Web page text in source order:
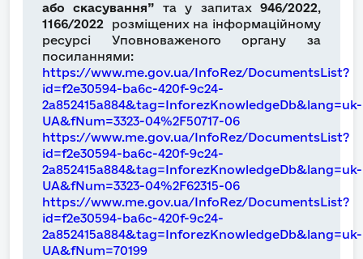
або скасування”
та у запитах946/2022,
1166/2022 розміщених на інформаційному
ресурсі Уповноваженого органу за
посиланнями:
https://www.me.gov.ua/InfoRez/DocumentsList?
id=f2e30594-ba6c-420f-9c24-
2a852415a884&tag=InforezKnowledgeDb&lang=uk-
UA&fNum=3323-04%2F50717-06
https://www.me.gov.ua/InfoRez/DocumentsList?
id=f2e30594-ba6c-420f-9c24-
2a852415a884&tag=InforezKnowledgeDb&lang=uk-
UA&fNum=3323-04%2F62315-06
https://www.me.gov.ua/InfoRez/DocumentsList?
id=f2e30594-ba6c-420f-9c24-
2a852415a884&tag=InforezKnowledgeDb&lang=uk-
UA&fNum=70199